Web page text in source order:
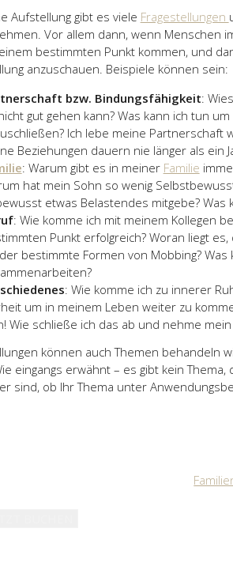
Aufstellung gibt es viele Fragestellungen
Vor allem dann, wenn Menschen
bestimmten Punkt kommen, und
anzuschauen. Beispiele können sein:
bzw. Bindungsfähigkeit:
gut gehen kann? Was kann ich tun
Ich lebe meine Partnerschaft
Beziehungen dauern nie länger als ein
: Warum gibt es in meiner Familie
hat mein Sohn so wenig
etwas Belastendes mitgebe?
: Wie komme ich mit meinem Kollegen
Punkt erfolgreich? Woran liegt
bestimmte Formen von Mobbing?
: Wie komme ich zu innerer
um in meinem Leben weiter zu
Wie schließe ich das ab und nehme
können auch Themen behandeln
eingangs erwähnt – es gibt kein
sind, ob Ihr Thema unter